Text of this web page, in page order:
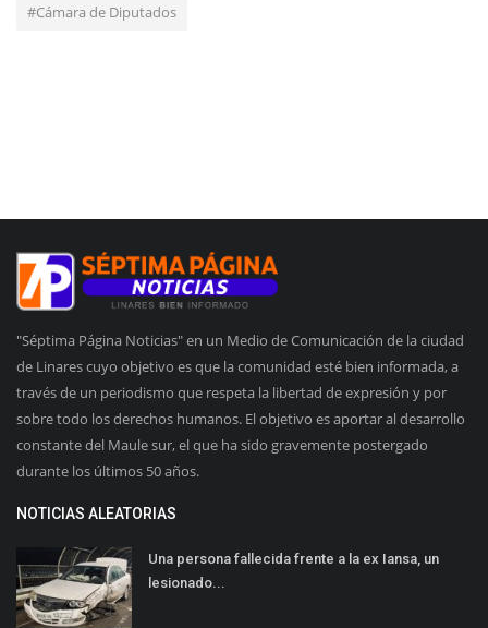
#Cámara de Diputados
"Séptima Página Noticias" en un Medio de Comunicación de la ciudad
de Linares cuyo objetivo es que la comunidad esté bien informada, a
través de un periodismo que respeta la libertad de expresión y por
sobre todo los derechos humanos. El objetivo es aportar al desarrollo
constante del Maule sur, el que ha sido gravemente postergado
durante los últimos 50 años.
NOTICIAS ALEATORIAS
Una persona fallecida frente a la ex Iansa, un
lesionado...